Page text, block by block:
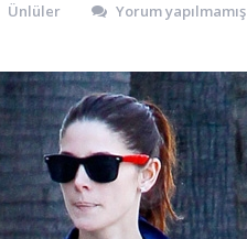
Ünlüler Yorum yapılmamış